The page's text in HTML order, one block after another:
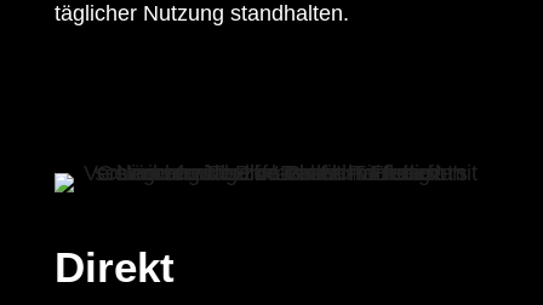
täglicher Nutzung standhalten.
Direkt